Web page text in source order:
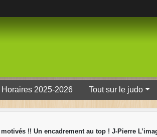
Horaires 2025-2026 Tout sur le judo
!! Un encadrement au top ! J-Pierre